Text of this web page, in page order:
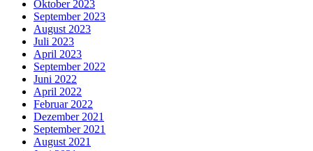
Oktober 2023
September 2023
August 2023
Juli 2023
April 2023
September 2022
Juni 2022
April 2022
Februar 2022
Dezember 2021
September 2021
August 2021